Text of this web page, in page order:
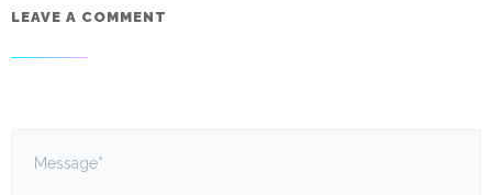
LEAVE A COMMENT